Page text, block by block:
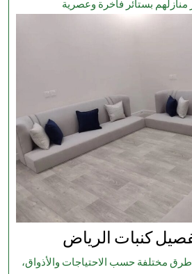
كنبات الرياض
مختلفة حسب الاحتياجات والأذواق،